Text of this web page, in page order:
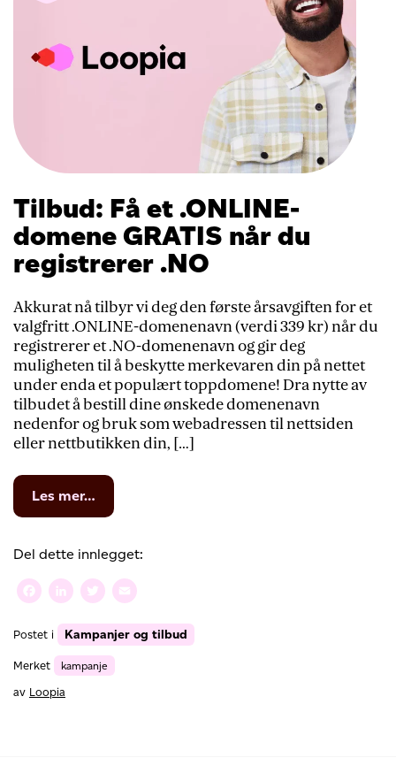
Tilbud: Få et .ONLINE-
domene GRATIS når du
registrerer .NO
Akkurat nå tilbyr vi deg den første årsavgiften for et
valgfritt .ONLINE-domenenavn (verdi 339 kr) når du
registrerer et .NO-domenenavn og gir deg
muligheten til å beskytte merkevaren din på nettet
under enda et populært toppdomene! Dra nytte av
tilbudet å bestill dine ønskede domenenavn
nedenfor og bruk som webadressen til nettsiden
eller nettbutikken din, […]
Les mer…
Tilbud:
et
.ONLINE-
domene
GRATIS
du
registrerer
.NO
Del dette innlegget:
Facebook
LinkedIn
Twitter
Postet i Kampanjer og tilbud
Merket kampanje
av Loopia